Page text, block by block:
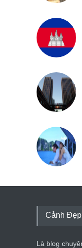
Cảnh
Là blog